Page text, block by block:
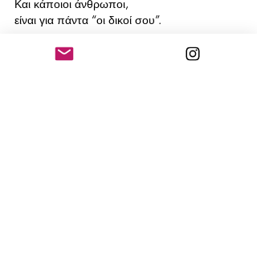
Και κάποιοι άνθρωποι,
είναι για πάντα “οι δικοί σου”.
Στα επόμενα…